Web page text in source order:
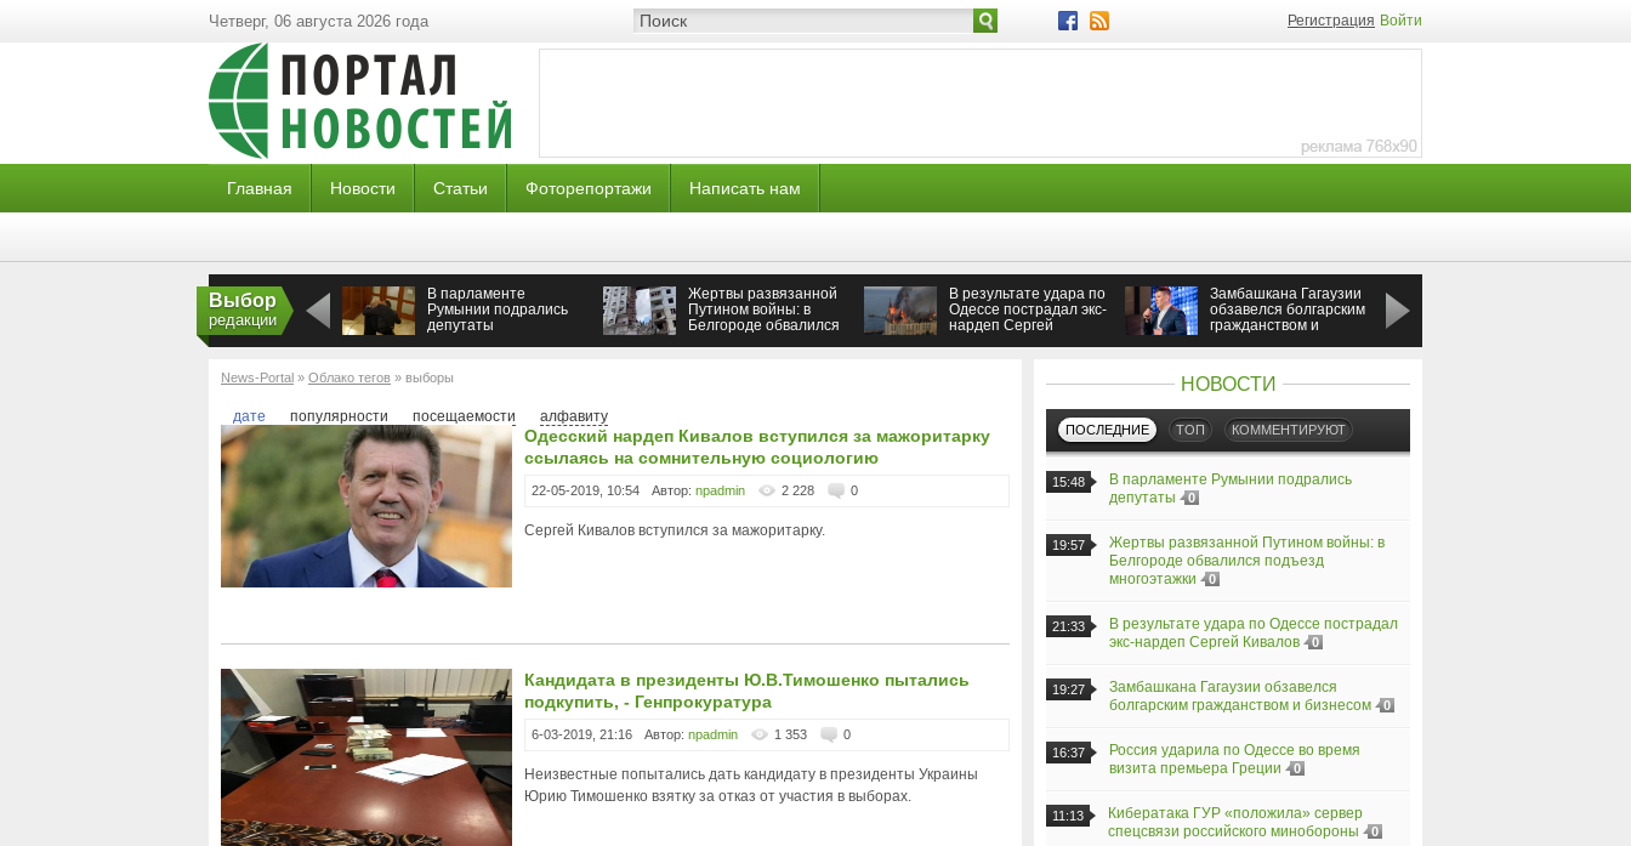
Четверг, 06 августа 2026 года Регистрация Войти
Главная Новости Статьи Фоторепортажи Написать нам
Выбор
редакции
В парламенте
Румынии подрались
депутаты
Жертвы развязанной
Путином войны: в
Белгороде обвалился
В результате удара по
Одессе пострадал экс-
нардеп Сергей
Замбашкана Гагаузии
обзавелся болгарским
гражданством и
News-Portal » Облако тегов » выборы
дате популярности посещаемости алфавиту
Одесский нардеп Кивалов вступился за мажоритарку
ссылаясь на сомнительную социологию
22-05-2019, 10:54 Автор: npadmin 2 228 0
Сергей Кивалов вступился за мажоритарку.
Кандидата в президенты Ю.В.Тимошенко пытались
подкупить, - Генпрокуратура
6-03-2019, 21:16 Автор: npadmin 1 353 0
Неизвестные попытались дать кандидату в президенты Украины
Юрию Тимошенко взятку за отказ от участия в выборах.
НОВОСТИ
ПОСЛЕДНИЕ ТОП КОММЕНТИРУЮТ
15:48
В парламенте Румынии подрались
депутаты
0
19:57
Жертвы развязанной Путином войны: в
Белгороде обвалился подъезд
многоэтажки
0
21:33
В результате удара по Одессе пострадал
экс-нардеп Сергей Кивалов
0
19:27
Замбашкана Гагаузии обзавелся
болгарским гражданством и бизнесом
0
16:37
Россия ударила по Одессе во время
визита премьера Греции
0
11:13
Кибератака ГУР «положила» сервер
спецсвязи российского минобороны
0